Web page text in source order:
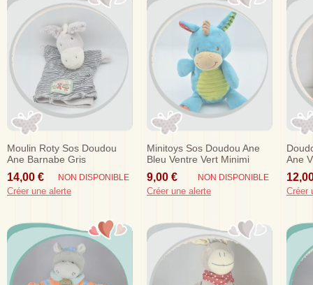
Moulin Roty Sos Doudou
Ane Barnabe Gris
Marionnette La Grande
Famille
14,00 € NON DISPONIBLE
Créer une alerte
Minitoys Sos Doudou Ane
Bleu Ventre Vert Minimi
9,00 € NON DISPONIBLE
Créer une alerte
Ane
Créer